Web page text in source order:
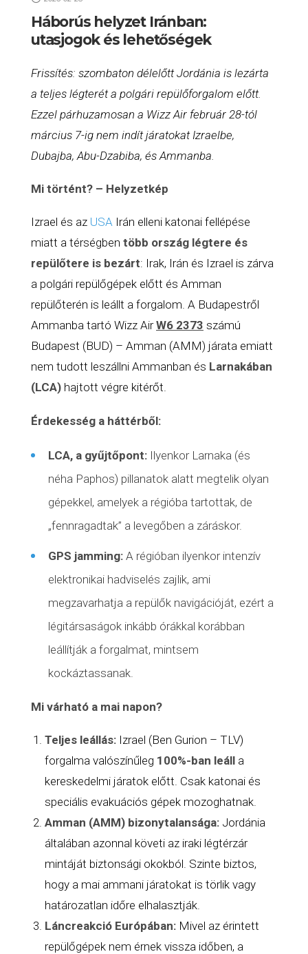
Háborús helyzet Iránban:
utasjogok és lehetőségek
Frissítés: szombaton délelőtt Jordánia is lezárta
a teljes légterét a polgári repülőforgalom előtt.
Ezzel párhuzamosan a Wizz Air február 28-tól
március 7-ig nem indít járatokat Izraelbe,
Dubajba, Abu-Dzabiba, és Ammanba.
Mi történt? – Helyzetkép
Izrael és az USA Irán elleni katonai fellépése
miatt a térségben több ország légtere és
repülőtere is bezárt: Irak, Irán és Izrael is zárva
a polgári repülőgépek előtt és Amman
repülőterén is leállt a forgalom. A Budapestről
Ammanba tartó Wizz AirW6 2373 számú
Budapest (BUD) – Amman (AMM) járata emiatt
nem tudott leszállni Ammanban és Larnakában
(LCA) hajtott végre kitérőt.
Érdekesség a háttérből:
LCA, a gyűjtőpont: Ilyenkor Larnaka (és
néha Paphos) pillanatok alatt megtelik olyan
gépekkel, amelyek a régióba tartottak, de
„fennragadtak” a levegőben a záráskor.
GPS jamming: A régióban ilyenkor intenzív
elektronikai hadviselés zajlik, ami
megzavarhatja a repülők navigációját, ezért a
légitársaságok inkább órákkal korábban
leállítják a forgalmat, mintsem
kockáztassanak.
Mi várható a mai napon?
Teljes leállás: Izrael (Ben Gurion – TLV)
forgalma valószínűleg 100%-ban leáll a
kereskedelmi járatok előtt. Csak katonai és
speciális evakuációs gépek mozoghatnak.
Amman (AMM) bizonytalansága: Jordánia
általában azonnal követi az iraki légtérzár
mintáját biztonsági okokból. Szinte biztos,
hogy a mai ammani járatokat is törlik vagy
határozatlan időre elhalasztják.
Láncreakció Európában: Mivel az érintett
repülőgépek nem érnek vissza időben, a